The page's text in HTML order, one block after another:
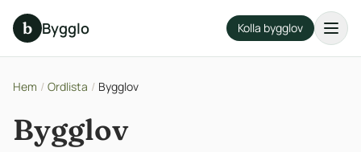
b Bygglo Kolla bygglov
Hem / Ordlista / Bygglov
Bygglov